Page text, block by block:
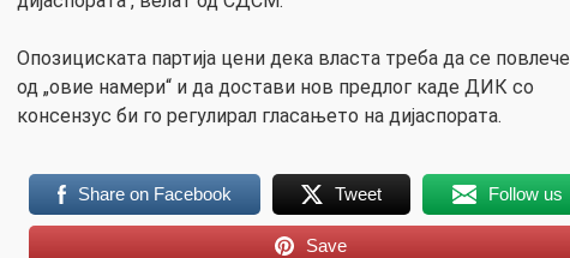
Опозициската партија цени дека власта треба да се повлече
од „овие намери“ и да достави нов предлог каде ДИК со
консензус би го регулирал гласањето на дијаспората.
Share on Facebook Tweet Follow us
Save